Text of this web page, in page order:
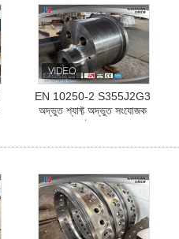
EN 10250-2 S355J2G3
অদ্ভুত শ্যাফ্ট অদ্ভুত সংযোজক
কাঠের অংশ